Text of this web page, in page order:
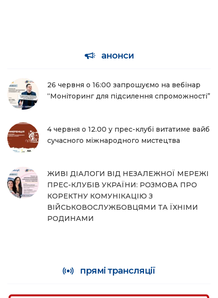
анонси
26 червня о 16:00 запрошуємо на вебінар
“Моніторинг для підсилення спроможності”
4 червня о 12.00 у прес-клубі витатиме вайб
сучасного міжнародного мистецтва
ЖИВІ ДІАЛОГИ ВІД НЕЗАЛЕЖНОЇ МЕРЕЖІ
ПРЕС-КЛУБІВ УКРАЇНИ: РОЗМОВА ПРО
КОРЕКТНУ КОМУНІКАЦІЮ З
ВІЙСЬКОВОСЛУЖБОВЦЯМИ ТА ЇХНІМИ
РОДИНАМИ
прямі трансляції